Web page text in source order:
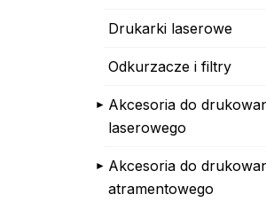
Drukarki laserowe
Odkurzacze i filtry
Akcesoria do
laserowego
Akcesoria do
atramentowego